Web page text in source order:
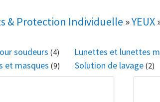
& Protection Individuelle »YEUX
soudeurs (4) Lunettes et lunettes
et masques (9) Solution de lavage (2)